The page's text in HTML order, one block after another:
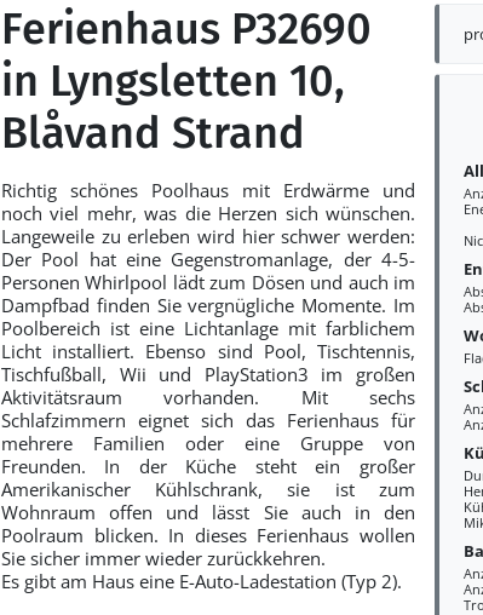
Ferienhaus P32690
in Lyngsletten 10,
Blåvand Strand
Richtig schönes Poolhaus mit Erdwärme und
noch viel mehr, was die Herzen sich wünschen.
Langeweile zu erleben wird hier schwer werden:
Der Pool hat eine Gegenstromanlage, der 4-5-
Personen Whirlpool lädt zum Dösen und auch im
Dampfbad finden Sie vergnügliche Momente. Im
Poolbereich ist eine Lichtanlage mit farblichem
Licht installiert. Ebenso sind Pool, Tischtennis,
Tischfußball, Wii und PlayStation3 im großen
Aktivitätsraum vorhanden. Mit sechs
Schlafzimmern eignet sich das Ferienhaus für
mehrere Familien oder eine Gruppe von
Freunden. In der Küche steht ein großer
Amerikanischer Kühlschrank, sie ist zum
Wohnraum offen und lässt Sie auch in den
Poolraum blicken. In dieses Ferienhaus wollen
Sie sicher immer wieder zurückkehren.
Es gibt am Haus eine E-Auto-Ladestation (Typ 2).